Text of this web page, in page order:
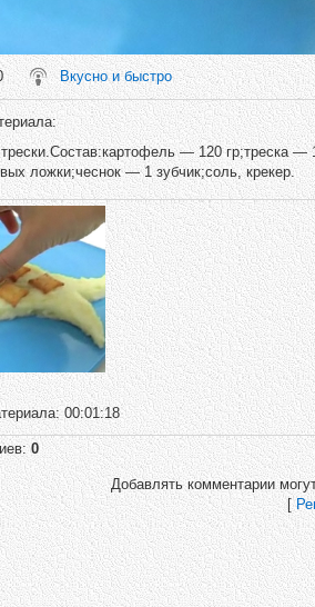
Вкусно и быстро
:
— 120 гр;треска
ложки;чеснок — 1 зубчик;соль, крекер.
: 00:01:18
:0
Добавлять комментарии
[